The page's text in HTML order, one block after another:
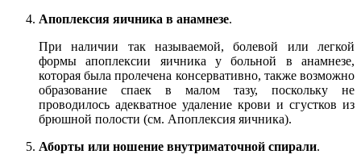
Апоплексия яичника в анамнезе.
При наличии так называемой, болевой или легкой
формы апоплексии яичника у больной в анамнезе,
которая была пролечена консервативно, также возможно
образование спаек в малом тазу, поскольку не
проводилось адекватное удаление крови и сгустков из
брюшной полости (см. Апоплексия яичника).
Аборты или ношение внутриматочной спирали.